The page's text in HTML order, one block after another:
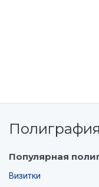
Популярная
Визитки